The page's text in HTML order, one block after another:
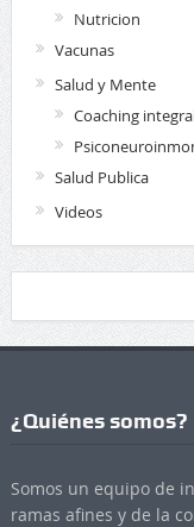
Nutricion
Vacunas
Salud y Mente
Coaching
Salud Publica
Videos
¿Quiénes somos?
Somos un equipo de
ramas afines y de la